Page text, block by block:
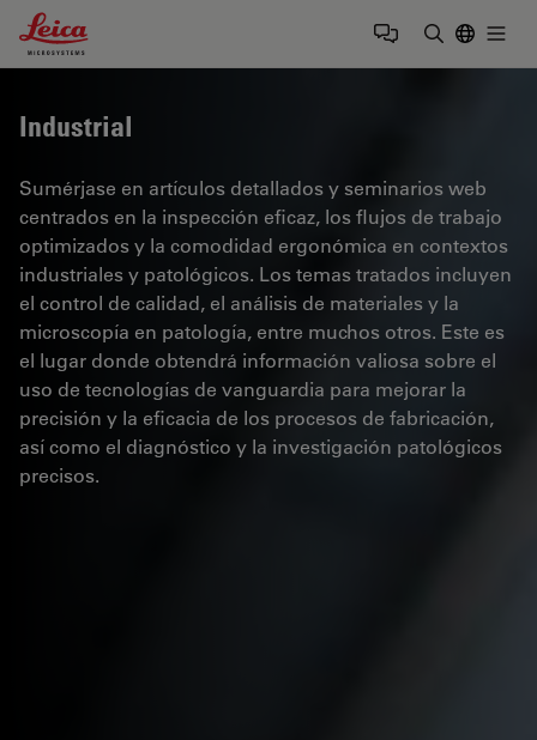
Leica Microsystems Logo
Industrial
Sumérjase en artículos detallados y seminarios web
centrados en la inspección eficaz, los flujos de trabajo
optimizados y la comodidad ergonómica en contextos
industriales y patológicos. Los temas tratados incluyen
el control de calidad, el análisis de materiales y la
microscopía en patología, entre muchos otros. Este es
el lugar donde obtendrá información valiosa sobre el
uso de tecnologías de vanguardia para mejorar la
precisión y la eficacia de los procesos de fabricación,
así como el diagnóstico y la investigación patológicos
precisos.